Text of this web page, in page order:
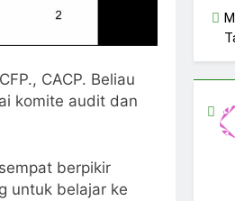
CACP. Beliau
komite audit dan
berpikir
untuk belajar ke